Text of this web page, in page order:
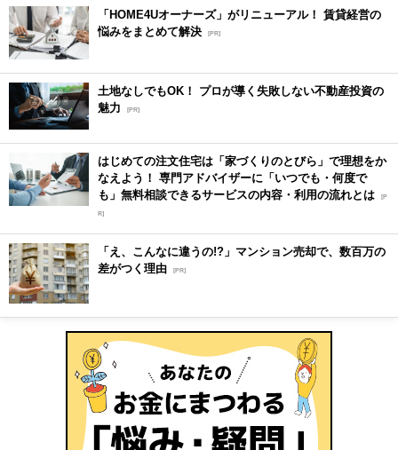
「HOME4Uオーナーズ」がリニューアル！ 賃貸経営の
悩みをまとめて解決 [PR]
土地なしでもOK！ プロが導く失敗しない不動産投資の
魅力
[PR]
はじめての注文住宅は「家づくりのとびら」で理想をか
なえよう！ 専門アドバイザーに「いつでも・何度で
も」無料相談できるサービスの内容・利用の流れとは [P
R]
「え、こんなに違うの!?」マンション売却で、数百万の
差がつく理由 [PR]